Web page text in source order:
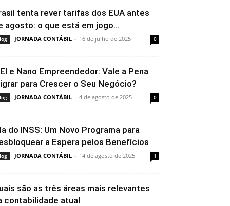
tenta rever tarifas dos EUA antes
agosto: o que está em jogo...
JORNADA CONTÁBIL - 16 de julho de 2025 0
e Nano Empreendedor: Vale a Pena
para Crescer o Seu Negócio?
JORNADA CONTÁBIL - 4 de agosto de 2025 0
do INSS: Um Novo Programa para
a Espera pelos Benefícios
JORNADA CONTÁBIL - 14 de agosto de 2025 1
são as três áreas mais relevantes
contabilidade atual